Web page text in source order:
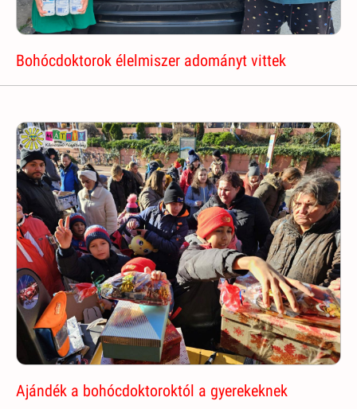
Bohócdoktorok élelmiszer adományt vittek
Ajándék a bohócdoktoroktól a gyerekeknek